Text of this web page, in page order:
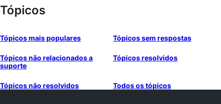
Tópicos
Tópicos mais populares Tópicos sem respostas
Tópicos não relacionados a
suporte
Tópicos resolvidos
Tópicos não resolvidos Todos os tópicos